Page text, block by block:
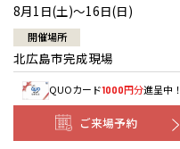
企業理念
会社概要
事業部紹介
8月1日(土)～16日(日)
開催場所
北広島市完成現場
QUOカード1000円分進呈中！
ご来場予約